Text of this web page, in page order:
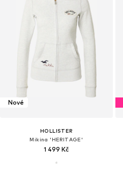
Nové
HOLLISTER
Mikina 'HERITAGE'
1 499 Kč